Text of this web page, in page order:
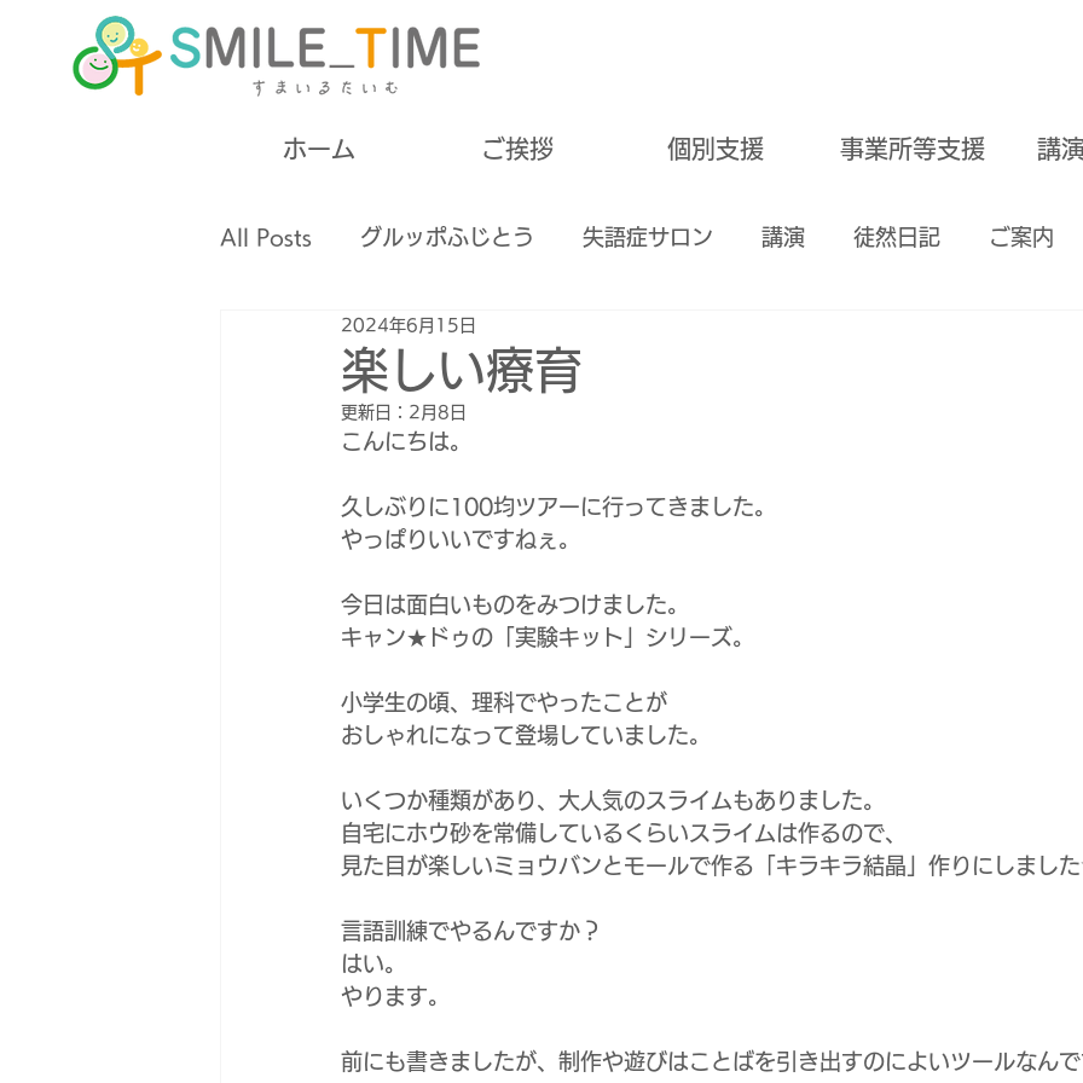
ホーム ご挨拶 個別支援 事業所等支援 講
All Posts グルッポふじとう 失語症サロン 講演 徒然日記 ご案内
失語症
無料開催 ボランティア
楽しい療育
2024年6月15日
更新日： 2月8日
こんにちは。
久しぶりに100均ツアーに行ってきました。
やっぱりいいですねぇ。
今日は面白いものをみつけました。
キャン★ドゥの「実験キット」シリーズ。
小学生の頃、理科でやったことが
おしゃれになって登場していました。
いくつか種類があり、大人気のスライムもありました。
自宅にホウ砂を常備しているくらいスライムは作るので、
見た目が楽しいミョウバンとモールで作る「キラキラ結晶」作りにしました
言語訓練でやるんですか？
はい。
やります。
前にも書きましたが、制作や遊びはことばを引き出すのによいツールなん